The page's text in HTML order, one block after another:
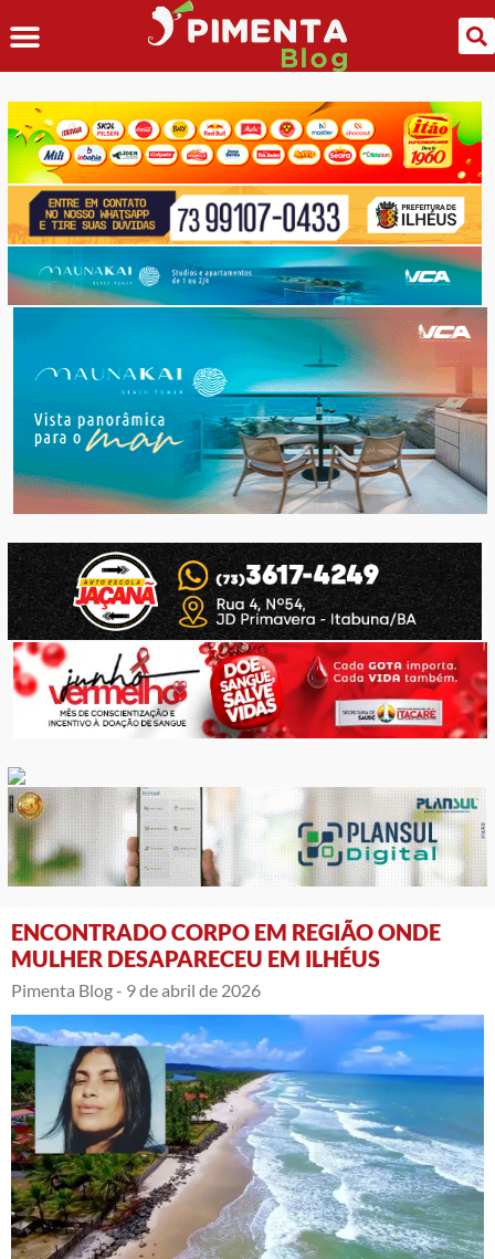
ENCONTRADO CORPO EM REGIÃO ONDE
MULHER DESAPARECEU EM ILHÉUS
Pimenta Blog - 9 de abril de 2026